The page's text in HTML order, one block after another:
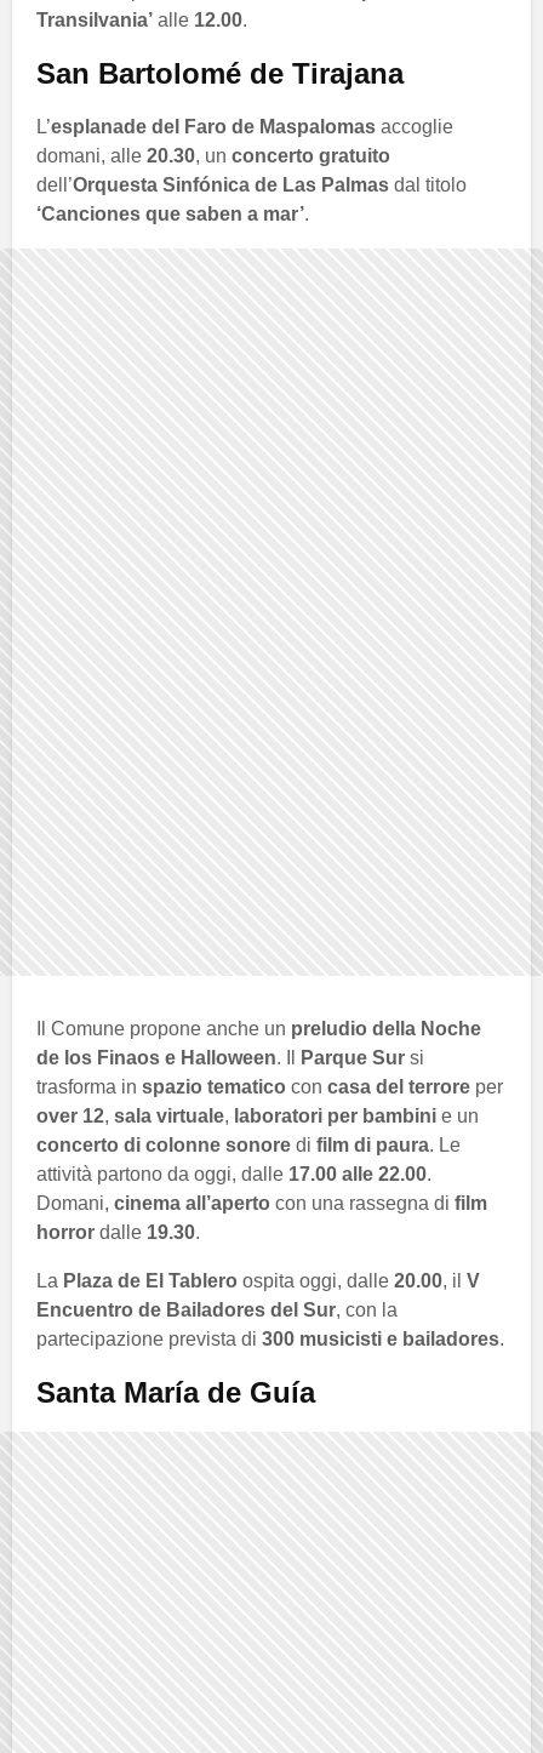
Transilvania’ alle 12.00.
San Bartolomé de Tirajana
L’esplanade del Faro de Maspalomas accoglie
domani, alle 20.30, un concerto gratuito
dell’Orquesta Sinfónica de Las Palmas dal titolo
‘Canciones que saben a mar’.
Il Comune propone anche un preludio della Noche
de los Finaos e Halloween. Il Parque Sur si
trasforma in spazio tematico con casa del terrore per
over 12, sala virtuale, laboratori per bambini e un
concerto di colonne sonore di film di paura. Le
attività partono da oggi, dalle 17.00 alle 22.00.
Domani, cinema all’aperto con una rassegna di film
horror dalle 19.30.
La Plaza de El Tablero ospita oggi, dalle 20.00, il V
Encuentro de Bailadores del Sur, con la
partecipazione prevista di 300 musicisti e bailadores.
Santa María de Guía